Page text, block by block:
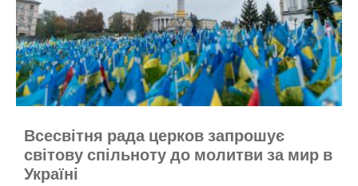
Всесвітня рада церков запрошує
світову спільноту до молитви за мир в
Україні